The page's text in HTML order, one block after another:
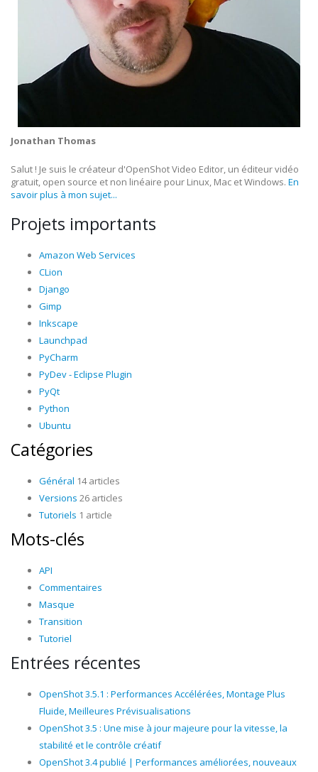
Jonathan Thomas
Salut ! Je suis le créateur d'OpenShot Video Editor, un éditeur vidéo
gratuit, open source et non linéaire pour Linux, Mac et Windows. En
savoir plus à mon sujet...
Projets importants
Amazon Web Services
CLion
Django
Gimp
Inkscape
Launchpad
PyCharm
PyDev - Eclipse Plugin
PyQt
Python
Ubuntu
Catégories
Général 14 articles
Versions 26 articles
Tutoriels 1 article
Mots-clés
API
Commentaires
Masque
Transition
Tutoriel
Entrées récentes
OpenShot 3.5.1 : Performances Accélérées, Montage Plus
Fluide, Meilleures Prévisualisations
OpenShot 3.5 : Une mise à jour majeure pour la vitesse, la
stabilité et le contrôle créatif
OpenShot 3.4 publié | Performances améliorées, nouveaux